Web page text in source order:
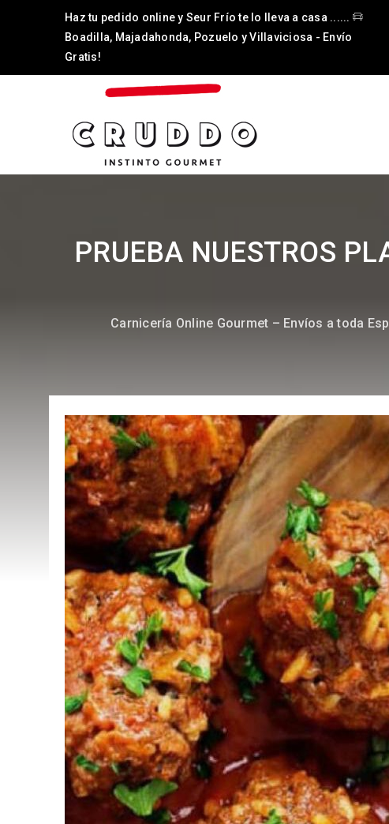
Haz tu pedido online y Seur Frío te lo lleva a casa ......
Boadilla, Majadahonda, Pozuelo y Villaviciosa - Envío
Gratis!
PRUEBA NUESTROS
Carnicería Online Gourmet – Envíos a toda